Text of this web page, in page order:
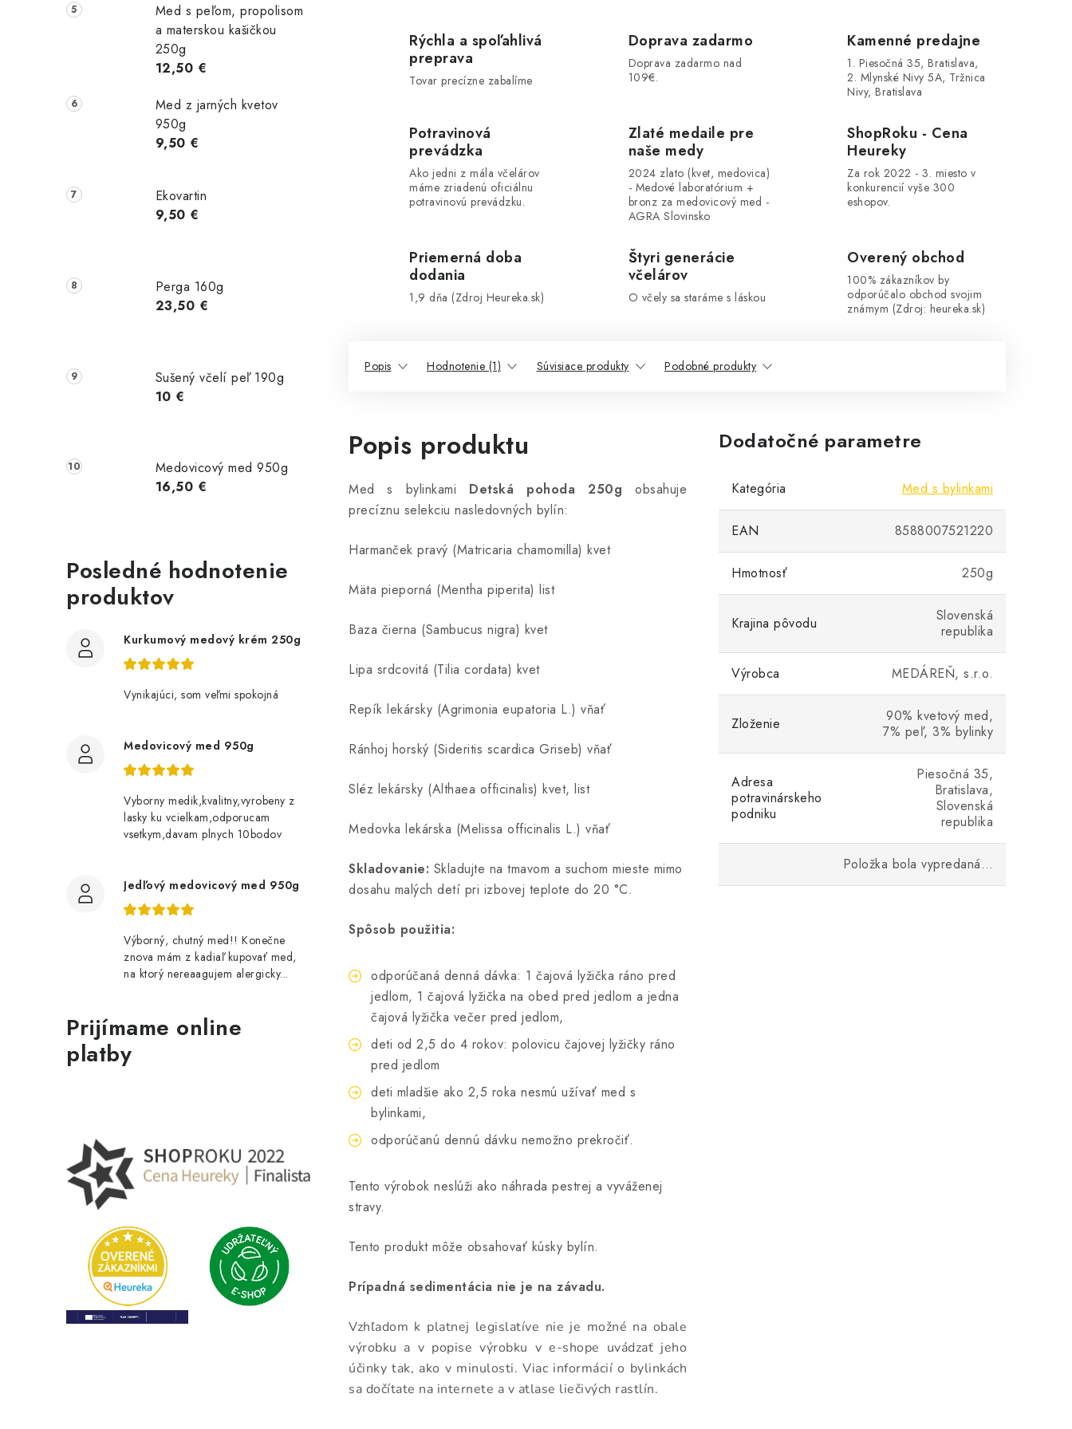
Med s peľom, propolisom
a materskou kašičkou
250g
12,50 €
Med z jarných kvetov
950g
9,50 €
Ekovartin
9,50 €
Perga 160g
23,50 €
Sušený včelí peľ 190g
10 €
Medovicový med 950g
16,50 €
Posledné hodnotenie
produktov
Kurkumový medový krém 250g
Vynikajúci, som veľmi spokojná
Medovicový med 950g
Vyborny medik,kvalitny,vyrobeny z
lasky ku vcielkam,odporucam
vsetkym,davam plnych 10bodov
Jedľový medovicový med 950g
Výborný, chutný med!! Konečne
znova mám z kadiaľ kupovať med,
na ktorý nereaagujem alergicky...
Prijímame online
platby
Rýchla a spoľahlivá
preprava
Tovar precízne zabalíme
Doprava zadarmo
Doprava zadarmo nad
109€.
Kamenné predajne
1. Piesočná 35, Bratislava,
2. Mlynské Nivy 5A, Tržnica
Nivy, Bratislava
Potravinová
prevádzka
Ako jedni z mála včelárov
máme zriadenú oficiálnu
potravinovú prevádzku.
Zlaté medaile pre
naše medy
2024 zlato (kvet, medovica)
- Medové laboratórium +
bronz za medovicový med -
AGRA Slovinsko
ShopRoku - Cena
Heureky
Za rok 2022 - 3. miesto v
konkurencií vyše 300
eshopov.
Priemerná doba
dodania
1,9 dňa (Zdroj Heureka.sk)
Štyri generácie
včelárov
O včely sa staráme s láskou
Overený obchod
100% zákazníkov by
odporúčalo obchod svojim
známym (Zdroj: heureka.sk)
Popis Hodnotenie (1) Súvisiace produkty Podobné produkty
Popis produktu
Med s bylinkami Detská pohoda 250g obsahuje
precíznu selekciu nasledovných bylín:
Harmanček pravý (Matricaria chamomilla) kvet
Mäta pieporná (Mentha piperita) list
Baza čierna (Sambucus nigra) kvet
Lipa srdcovitá (Tilia cordata) kvet
Repík lekársky (Agrimonia eupatoria L.) vňať
Ránhoj horský (Sideritis scardica Griseb) vňať
Sléz lekársky (Althaea officinalis) kvet, list
Medovka lekárska (Melissa officinalis L.) vňať
Skladovanie: Skladujte na tmavom a suchom mieste mimo
dosahu malých detí pri izbovej teplote do 20 °C.
Spôsob použitia:
odporúčaná denná dávka: 1 čajová lyžička ráno pred
jedlom, 1 čajová lyžička na obed pred jedlom a jedna
čajová lyžička večer pred jedlom,
deti od 2,5 do 4 rokov: polovicu čajovej lyžičky ráno
pred jedlom
deti mladšie ako 2,5 roka nesmú užívať med s
bylinkami,
odporúčanú dennú dávku nemožno prekročiť.
Tento výrobok neslúži ako náhrada pestrej a vyváženej
stravy.
Tento produkt môže obsahovať kúsky bylín.
Prípadná sedimentácia nie je na závadu.
Vzhľadom k platnej legislatíve nie je možné na obale
výrobku a v popise výrobku v e-shope uvádzať jeho
účinky tak, ako v minulosti. Viac informácií o bylinkách
sa dočítate na internete a v atlase liečivých rastlín.
Dodatočné parametre
Kategória Med s bylinkami
EAN 8588007521220
Hmotnosť 250g
Krajina pôvodu
Slovenská
republika
Výrobca MEDÁREŇ, s.r.o.
Zloženie
90% kvetový med,
7% peľ, 3% bylinky
Adresa
potravinárskeho
podniku
Piesočná 35,
Bratislava,
Slovenská
republika
Položka bola vypredaná…